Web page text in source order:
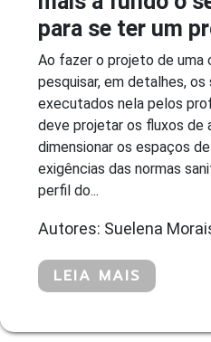
para se ter um
Ao fazer o projeto de uma
pesquisar, em detalhes,
executados nela pelos
deve projetar os fluxos de
dimensionar os espaços
exigências das normas
perfil do...
Autores: Suelena
LEIA MAIS